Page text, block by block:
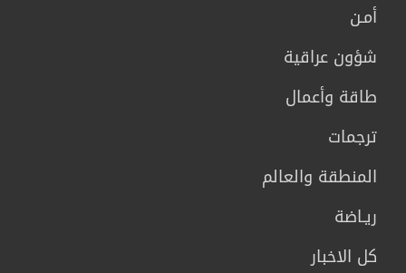
أمـن
شؤون عراقية
طاقة وأعمال
ترجمات
المنطقة والعالم
ريـاضة
كل الاخبار